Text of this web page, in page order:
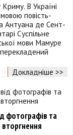
В Україні
повість-
Антуана де Сент-
Суспільне
мови Мамуре
Докладніше >>
фотографів та